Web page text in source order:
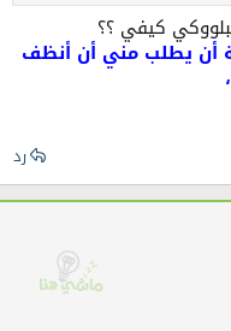
كيفي ؟؟
أن يطلب مني أن أنظف
رد